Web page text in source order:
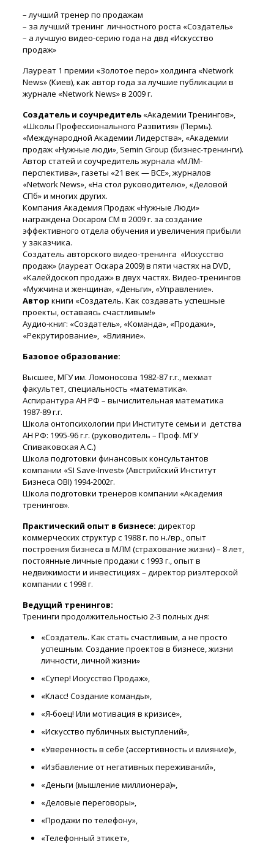
– лучший тренер по продажам
– за лучший тренинг личностного роста «Создатель»
– а лучшую видео-серию года на двд «Искусство
продаж»
Лауреат 1 премии «Золотое перо» холдинга «Network
News» (Киев), как автор года за лучшие публикации в
журнале «Network News» в 2009 г.
Создатель и соучредитель«Академии Тренингов»,
«Школы Профессионального Развития» (Пермь).
«Международной Академии Лидерства», «Академии
продаж «Нужные люди», Semin Group (бизнес-тренинги).
Автор статей и соучредитель журнала «МЛМ-
перспектива», газеты «21 век — ВСЕ», журналов
«Network News», «На стол руководителю», «Деловой
СПб» и многих других.
Компания Академия Продаж «Нужные Люди»
награждена Оскаром СМ в 2009 г. за создание
эффективного отдела обучения и увеличения прибыли
у заказчика.
Создатель авторского видео-тренинга «Искусство
продаж» (лауреат Оскара 2009) в пяти частях на DVD,
«Калейдоскоп продаж» в двух частях. Видео-тренингов
«Мужчина и женщина», «Деньги», «Управление».
Автор книги «Создатель. Как создавать успешные
проекты, оставаясь счастливым!»
Аудио-книг: «Создатель», «Команда», «Продажи»,
«Рекрутирование», «Влияние».
Базовое образование:
Высшее, МГУ им. Ломоносова 1982-87 г.г., мехмат
факультет, специальность «математика».
Аспирантура АН РФ – вычислительная математика
1987-89 г.г.
Школа онтопсихологии при Институте семьи и детства
АН РФ: 1995-96 г.г. (руководитель – Проф. МГУ
Спиваковская А.С.)
Школа подготовки финансовых консультантов
компании «SI Save-Invest» (Австрийский Институт
Бизнеса OBI) 1994-2002г.
Школа подготовки тренеров компании «Академия
тренингов».
Практический опыт в бизнесе: директор
коммерческих структур с 1988 г. по н./вр., опыт
построения бизнеса в МЛМ (страхование жизни) – 8 лет,
постоянные личные продажи с 1993 г., опыт в
недвижимости и инвестициях – директор риэлтерской
компании с 1998 г.
Ведущий тренингов:
Тренинги продолжительностью 2-3 полных дня:
«Создатель. Как стать счастливым, а не просто
успешным. Создание проектов в бизнесе, жизни
личности, личной жизни»
«Супер! Искусство Продаж»,
«Класс! Создание команды»,
«Я-боец! Или мотивация в кризисе»,
«Искусство публичных выступлений»,
«Уверенность в себе (ассертивность и влияние)»,
«Избавление от негативных переживаний»,
«Деньги (мышление миллионера)»,
«Деловые переговоры»,
«Продажи по телефону»,
«Телефонный этикет»,